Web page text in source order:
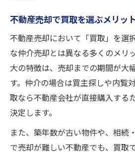
地域で不動産売却が選ば
不動産売却が茨木市で
理
地元で不動産売却を選ぶ
買取で手間を省く不動産売却
買取型不動産売却で手間
不動産売却を買取で簡
不動産売却で買取を選ぶメリッ
不動産売却において「買取」を選
な仲介売却とは異なる多くのメリ
大の特徴は、売却までの期間が大
す。仲介の場合は買主探しや内覧
取なら不動産会社が直接購入する
決定します。
また、築年数が古い物件や、相続
で売却が難しい不動産でも、買取